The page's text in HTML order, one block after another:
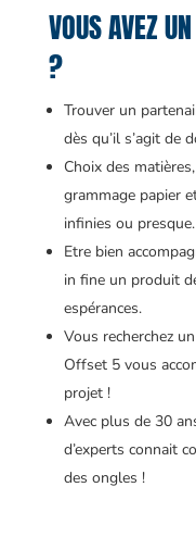
VOUS AVEZ
?
Trouver un
dès qu’il s’agit de
Choix des
grammage papier
infinies ou presque.
Etre bien
in fine un produit
espérances.
Vous recherchez
Offset 5 vous
projet !
Avec plus de 30
d’experts connait
des ongles !